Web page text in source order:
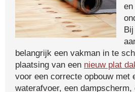
en
belangrijk een vakman in te
plaatsing van een nieuw plat
voor een correcte opbouw met
waterafvoer, een dampscherm,